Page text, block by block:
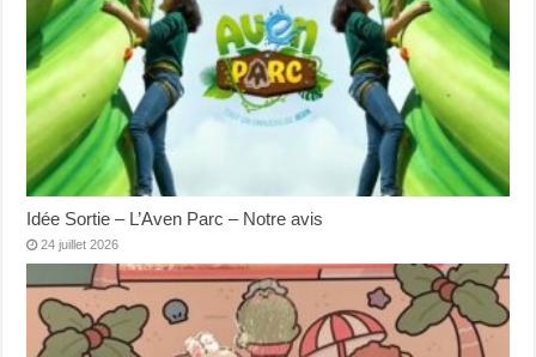
Idée Sortie – L’Aven Parc – Notre avis
24 juillet 2026